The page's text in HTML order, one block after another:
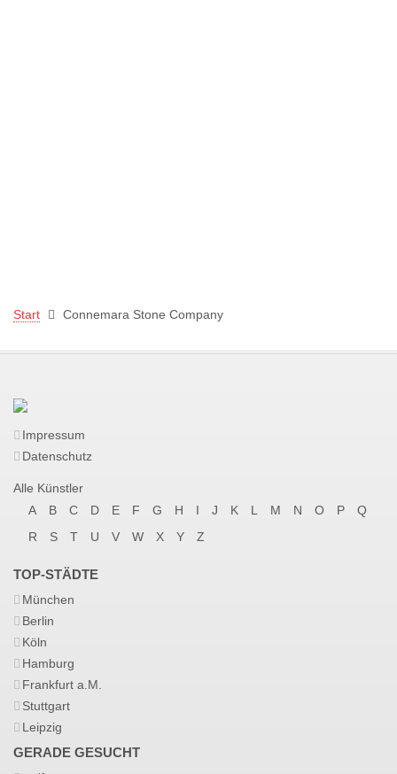
Start Connemara Stone Company
Impressum
Datenschutz
Alle Künstler
A
B C D E F G H I J K L M N O P
Q
R
S T U V W X Y Z
TOP-STÄDTE
München
Berlin
Köln
Hamburg
Frankfurt a.M.
Stuttgart
Leipzig
GERADE GESUCHT